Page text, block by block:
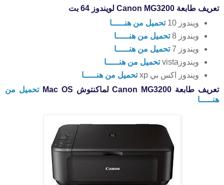
تعريف طابعة Canon MG3200 لويندوز 64 بت
ويندوز 10
تحميل من هنـــــا
ويندوز 8
تحميل من هنـــــا
ويندوز 7
تحميل من هنـــــا
ويندوزvista
تحميل من هنـــــا
ويندوز اكس بي xp
تحميل من هنـــــا
تعريف طابعة Canon MG3200 لماكنتوش Mac OS
تحميل من
هنـــــا